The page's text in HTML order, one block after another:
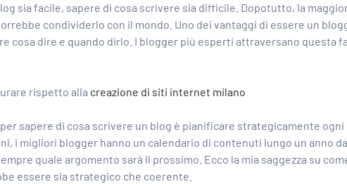
sia facile, sapere di cosa scrivere sia difficile. Dopotutto, la
condividerlo con il mondo. Uno dei vantaggi di essere un
cosa dire e quando dirlo. I blogger più esperti attraversano questa
rispetto alla creazione di siti internet milano
sapere di cosa scrivere un blog è pianificare strategicamente ogni
i migliori blogger hanno un calendario di contenuti lungo un anno
quale argomento sarà il prossimo. Ecco la mia saggezza su
essere sia strategico che coerente.